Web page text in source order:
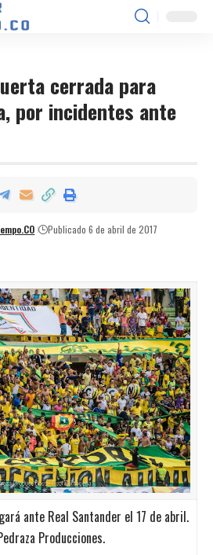
cerrada para
por incidentes ante
Publicado 6 de abril de 2017
ante Real Santander el 17 de abril.
Producciones.